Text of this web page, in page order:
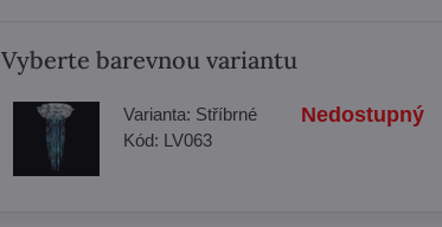
Vyberte barevnou variantu
Varianta: Stříbrné
Kód: LV063
Nedostupný